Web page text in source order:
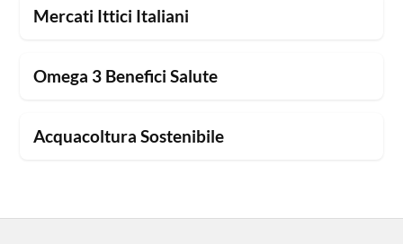
Mercati Ittici Italiani
Omega 3 Benefici Salute
Acquacoltura Sostenibile